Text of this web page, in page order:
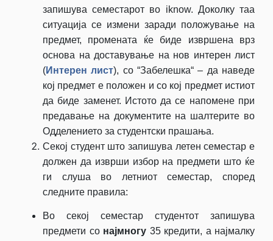
запишува семестарот во iknow. Доколку таа
ситуација се измени заради положување на
предмет, промената ќе биде извршена врз
основа на доставување на нов интерен лист
(Интерен лист), со “Забелешка“ – да наведе
кој предмет е положен и со кој предмет истиот
да биде заменет. Истото да се напомене при
предавање на документите на шалтерите во
Одделението за студентски прашања.
Секој студент што запишува летен семестар е
должен да изврши избор на предмети што ќе
ги слуша во летниот семестар, според
следните правила:
Во секој семестар студентот запишува
предмети со најмногу 35 кредити, а најмалку